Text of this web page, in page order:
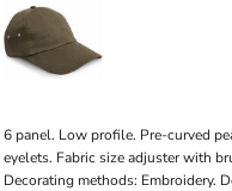
6 panel. Low profile. Pre-curved
eyelets. Fabric size adjuster with
Decorating methods: Embroidery.